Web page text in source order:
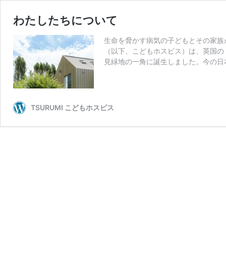
わたしたちについて
生命を脅かす病気の子どもとその家
（以下、こどもホスピス）は、英国
見緑地の一角に誕生しました。今の
TSURUMI こどもホスピス